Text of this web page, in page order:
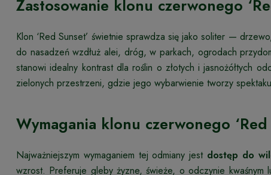
Zastosowanie klonu czerwonego
Klon ‘Red Sunset’ świetnie sprawdza się jako soliter —
do nasadzeń wzdłuż alei, dróg, w parkach, ogrodach
stanowi idealny kontrast dla roślin o złotych i jasnożółtych
zielonych przestrzeni, gdzie jego wybarwienie tworzy
Wymagania klonu czerwonego ‘Red
Najważniejszym wymaganiem tej odmiany jest dostęp do
wzrost. Preferuje gleby żyzne, świeże, o odczynie